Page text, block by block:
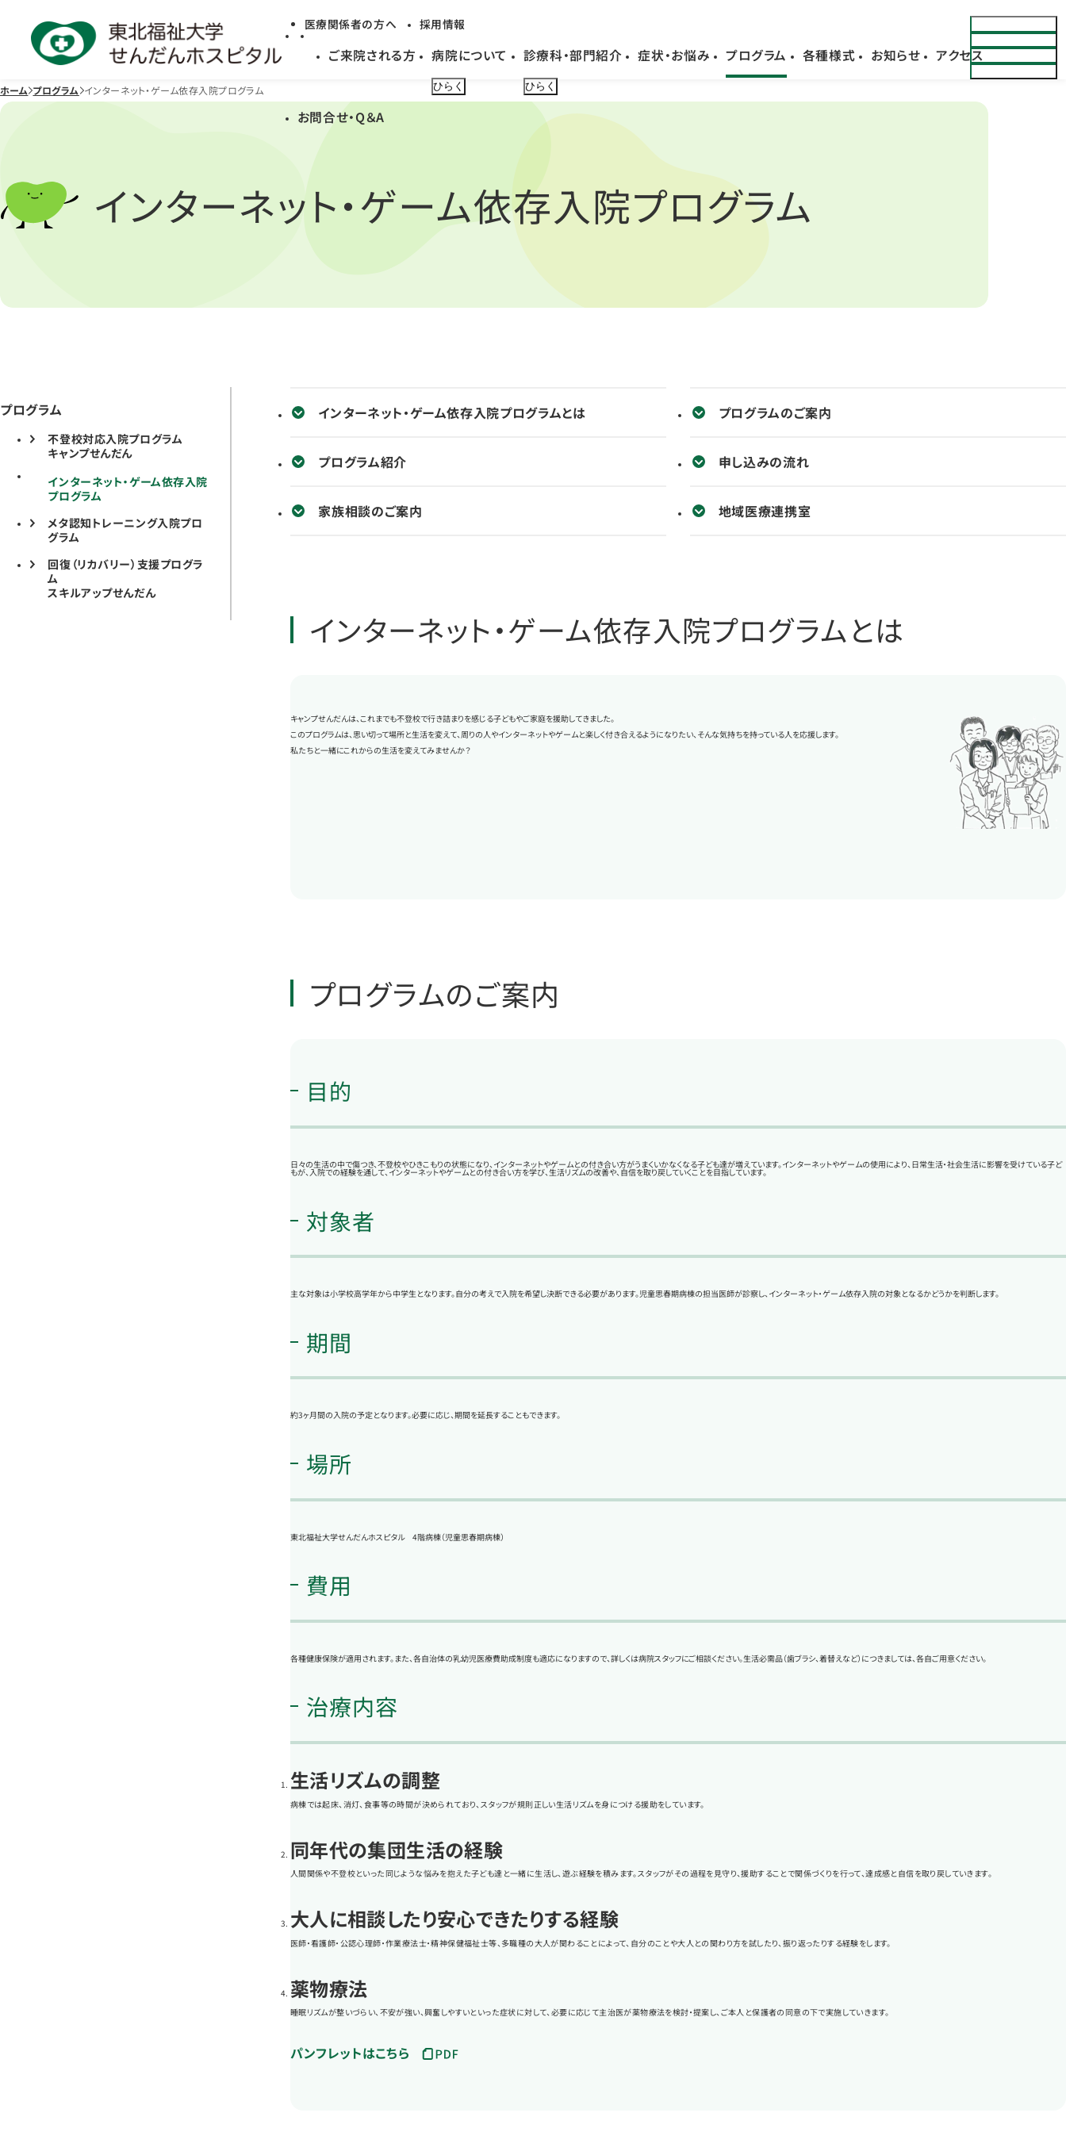
医療関係者の方へ 採用情報
ご来院される方 病院について
ひらく
診療科・部門紹介
ひらく
症状・お悩み プログラム 各種様式 お知らせ アクセス
お問合せ・Q＆A
ホーム プログラム インターネット・ゲーム依存入院プログラム
インターネット・ゲーム依存入院プログラム
インターネット・ゲーム依存入院プログラムとは プログラムのご案内
プログラム紹介 申し込みの流れ
家族相談のご案内 地域医療連携室
インターネット・ゲーム依存入院プログラムとは
キャンプせんだんは、これまでも不登校で行き詰まりを感じる子どもやご家庭を援助してきました。
このプログラムは、思い切って場所と生活を変えて、周りの人やインターネットやゲームと楽しく付き合えるようになりたい、そんな気持ちを持っている人を応援します。
私たちと一緒にこれからの生活を変えてみませんか？
プログラムのご案内
目的
日々の生活の中で傷つき、不登校やひきこもりの状態になり、インターネットやゲームとの付き合い方がうまくいかなくなる子ども達が増えています。インターネットやゲームの使用により、日常生活・社会生活に影響を受けている子ど
もが、入院での経験を通して、インターネットやゲームとの付き合い方を学び、生活リズムの改善や、自信を取り戻していくことを目指しています。
対象者
主な対象は小学校高学年から中学生となります。自分の考えで入院を希望し決断できる必要があります。児童思春期病棟の担当医師が診察し、インターネット・ゲーム依存入院の対象となるかどうかを判断します。
期間
約3ヶ月間の入院の予定となります。必要に応じ、期間を延長することもできます。
場所
東北福祉大学せんだんホスピタル 4階病棟（児童思春期病棟）
費用
各種健康保険が適用されます。また、各自治体の乳幼児医療費助成制度も適応になりますので、詳しくは病院スタッフにご相談ください。生活必需品（歯ブラシ、着替えなど）につきましては、各自ご用意ください。
治療内容
生活リズムの調整
病棟では起床、消灯、食事等の時間が決められており、スタッフが規則正しい生活リズムを身につける援助をしています。
同年代の集団生活の経験
人間関係や不登校といった同じような悩みを抱えた子ども達と一緒に生活し、遊ぶ経験を積みます。スタッフがその過程を見守り、援助することで関係づくりを行って、達成感と自信を取り戻していきます。
大人に相談したり安心できたりする経験
医師・看護師・公認心理師・作業療法士・精神保健福祉士等、多職種の大人が関わることによって、自分のことや大人との関わり方を試したり、振り返ったりする経験をします。
薬物療法
睡眠リズムが整いづらい、不安が強い、興奮しやすいといった症状に対して、必要に応じて主治医が薬物療法を検討・提案し、ご本人と保護者の同意の下で実施していきます。
パンフレットはこちら
プログラム
不登校対応入院プログラム
キャンプせんだん
インターネット・ゲーム依存入院
プログラム
メタ認知トレーニング入院プロ
グラム
回復（リカバリー）支援プログラ
ム
スキルアップせんだん